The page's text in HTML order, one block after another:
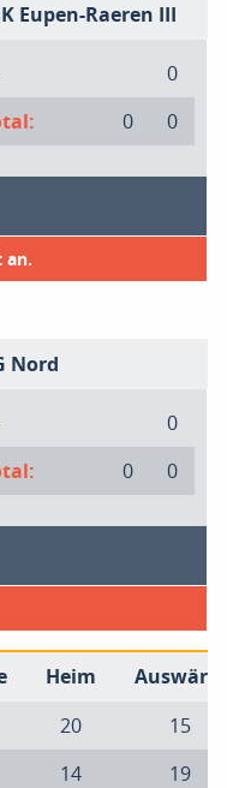
Eupen-Raeren III
0
0 0
an.
Nord
0
0 0
Heim
Auswärts
20
15
14
19